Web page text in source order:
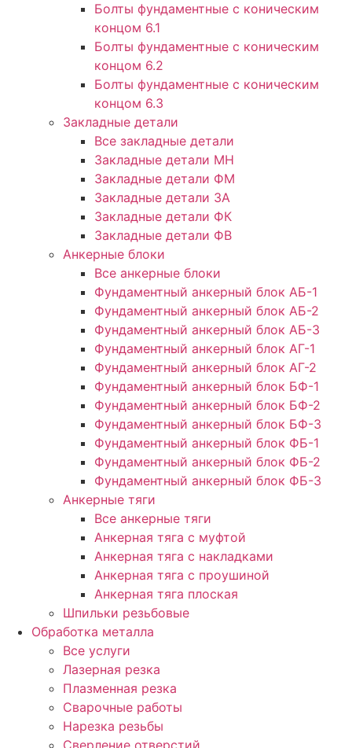
Болты фундаментные с коническим
концом 6.1
Болты фундаментные с коническим
концом 6.2
Болты фундаментные с коническим
концом 6.3
Закладные детали
Все закладные детали
Закладные детали МН
Закладные детали ФМ
Закладные детали ЗА
Закладные детали ФК
Закладные детали ФВ
Анкерные блоки
Все анкерные блоки
Фундаментный анкерный блок АБ-1
Фундаментный анкерный блок АБ-2
Фундаментный анкерный блок АБ-3
Фундаментный анкерный блок АГ-1
Фундаментный анкерный блок АГ-2
Фундаментный анкерный блок БФ-1
Фундаментный анкерный блок БФ-2
Фундаментный анкерный блок БФ-3
Фундаментный анкерный блок ФБ-1
Фундаментный анкерный блок ФБ-2
Фундаментный анкерный блок ФБ-3
Анкерные тяги
Все анкерные тяги
Анкерная тяга с муфтой
Анкерная тяга с накладками
Анкерная тяга с проушиной
Анкерная тяга плоская
Шпильки резьбовые
Обработка металла
Все услуги
Лазерная резка
Плазменная резка
Сварочные работы
Нарезка резьбы
Сверление отверстий